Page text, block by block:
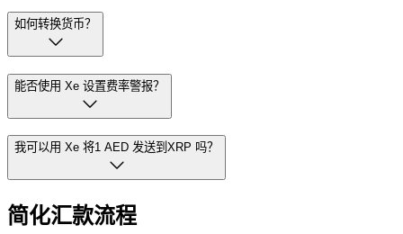
如何转换货币？
能否使用 Xe 设置费率警报？
我可以用 Xe 将1 AED 发送到XRP 吗？
简化汇款流程